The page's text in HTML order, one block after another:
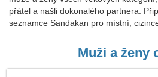
přátel a našli dokonalého partnera.
seznamce Sandakan pro místní,
Muži a ženy